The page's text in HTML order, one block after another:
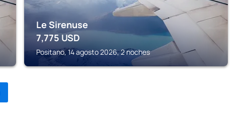
Le Sirenuse
7,775 USD
Positano, 14 agosto 2026, 2 noches